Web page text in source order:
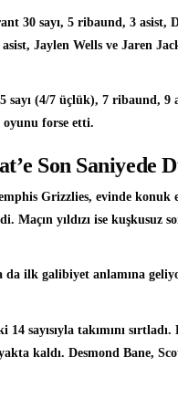
30 sayı, 5 ribaund, 3 asist,
Jaylen Wells ve Jaren
sayı (4/7 üçlük), 7 ribaund, 9
oyunu forse etti.
Son Saniyede
Grizzlies, evinde
yıldızı ise kuşkusuz
da ilk galibiyet anlamına
sayısıyla takımını sırtladı.
kaldı. Desmond Bane,